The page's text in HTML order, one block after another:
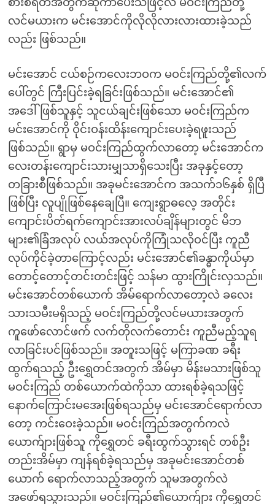
စားစရိတ်အတွက်ဆိုကာပေးသဖြင့်လဲ မဝင်းကြည်တို့
လင်မယားက မင်းအောင်ကိုလိုလိုလားလားထားခဲ့သည်
လည်း ဖြစ်သည်။
မင်းအောင် ငယ်စဉ်ကလေးဘဝက မဝင်းကြည်တို့၏လက်
ပေါ်တွင် ကြီးပြင်းခဲ့ရခြင်းဖြစ်သည်။ မင်းအောင်၏
အဒေါ်ဖြစ်သူနှင့် သူငယ်ချင်းဖြစ်သော မဝင်းကြည်က
မင်းအောင်ကို ဝိုင်းဝန်းထိန်းကျောင်းပေးခဲ့ရဖူးသည်
ဖြစ်သည်။ ရွာမှ မဝင်းကြည်ထွက်လာတော့ မင်းအောင်က
လေးတန်းကျောင်းသားမျှသာရှိသေးပြီး အခုနှင့်တော့
တခြားစီဖြစ်သည်။ အခုမင်းအောင်က အသက်၁၆နှစ် ရှိပြီ
ဖြစ်ပြီး လူပျိုဖြစ်နေချေပြီ။ ကျေးရွာဓလေ့ အတိုင်း
ကျောင်းပိတ်ရက်ကျောင်းအားလပ်ချိန်များတွင် မိဘ
များ၏ခြံအလုပ် လယ်အလုပ်ကိုကြုံသလိုဝင်ပြီး ကူညီ
လုပ်ကိုင်ခဲ့တာကြောင့်လည်း မင်းအောင်၏ခန္ဓာကိုယ်မှာ
တောင့်တောင့်တင်းတင်းဖြင့် သန်မာ ထွားကြိုင်းလှသည်။
မင်းအောင်တစ်ယောက် အိမ်ရောက်လာတော့လဲ ခလေး
သားသမီးမရှိသည့် မဝင်းကြည်တို့လင်မယားအတွက်
ကူဖော်လောင်ဖက် လက်တိုလက်တောင်း ကူညီမည့်သူရ
လာခြင်းပင်ဖြစ်သည်။ အတူးသဖြင့် မကြာခဏ ခရီး
ထွက်ရသည့် ဦးရွှေတင်အတွက် အိမ်မှာ မိန်းမသားဖြစ်သူ
မဝင်းကြည် တစ်ယောက်ထဲကိုသာ ထားရစ်ခဲ့ရသဖြင့်
နောက်ကြောင်းမအေးဖြစ်ရသည်မှ မင်းအောင်ရောက်လာ
တော့ ကင်းဝေးခဲ့သည်။ မဝင်းကြည်အတွက်ကလဲ
ယောက်ျားဖြစ်သူ ကိုရွှေတင် ခရီးထွက်သွားရင် တစ်ဦး
တည်းအိမ်မှာ ကျန်ရစ်ခဲ့ရသည်မှ အခုမင်းအောင်တစ်
ယောက် ရောက်လာသည့်အတွက် သူမအတွက်လဲ
အဖော်ရသွားသည်။ မဝင်းကြည်၏ယောက်ျား ကိုရွှေတင်